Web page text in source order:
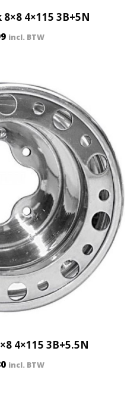
8×8 4×115 3B+5N
incl. BTW
4×115 3B+5.5N
incl. BTW